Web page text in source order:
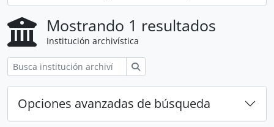
Mostrando 1 resultados
Institución archivística
Opciones avanzadas de búsqueda